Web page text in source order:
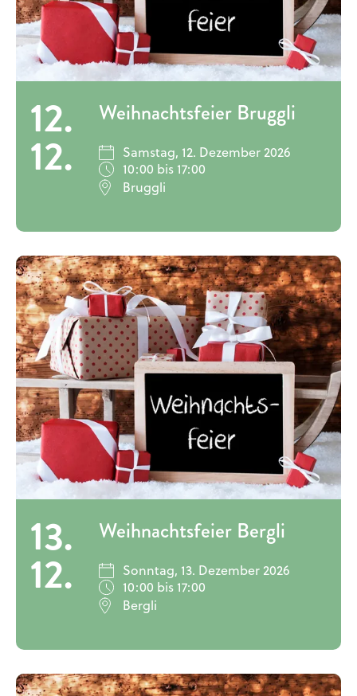
12.
12.
Weihnachtsfeier Bruggli
Samstag, 12. Dezember 2026
10:00 bis 17:00
Bruggli
13.
12.
Weihnachtsfeier Bergli
Sonntag, 13. Dezember 2026
10:00 bis 17:00
Bergli